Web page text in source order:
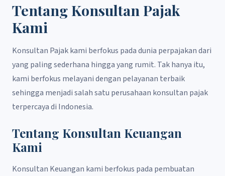
Tentang Konsultan Pajak
Kami
Konsultan Pajak kami berfokus pada dunia perpajakan dari
yang paling sederhana hingga yang rumit. Tak hanya itu,
kami berfokus melayani dengan pelayanan terbaik
sehingga menjadi salah satu perusahaan konsultan pajak
terpercaya di Indonesia.
Tentang Konsultan Keuangan
Kami
Konsultan Keuangan kami berfokus pada pembuatan